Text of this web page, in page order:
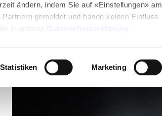
ändern, indem Sie auf «Einstellungen» am
gemeldet und haben keinen Einfluss
in unserer Datenschutzerklärung
Statistiken Marketing